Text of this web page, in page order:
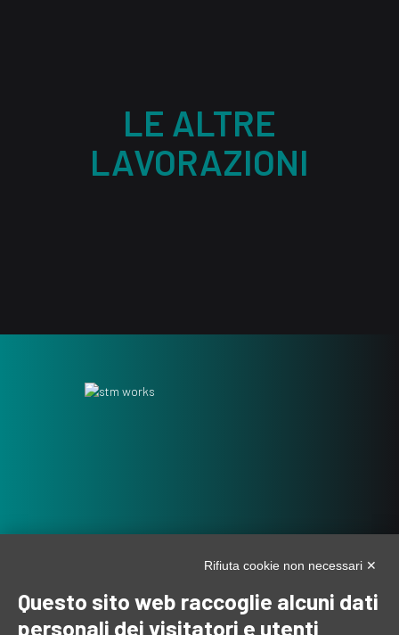
LE ALTRE
LAVORAZIONI
Rifiuta cookie non necessari ✕
Questo sito web raccoglie alcuni dati
personali dei visitatori e utenti